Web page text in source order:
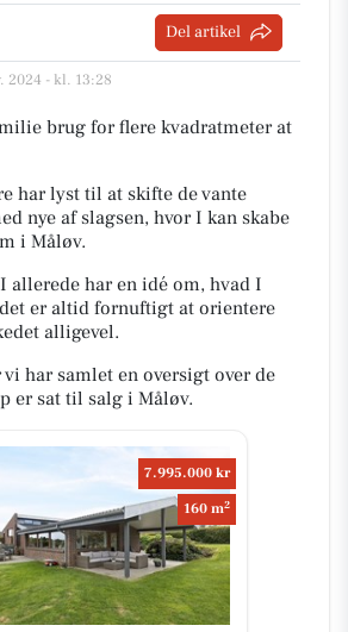
Del artikel
2024 - kl. 13:28
brug for flere kvadratmeter at
har lyst til at skifte de vante
nye af slagsen, hvor I kan skabe
i Måløv.
allerede har en idé om, hvad I
er altid fornuftigt at orientere
alligevel.
vi har samlet en oversigt over de
er sat til salg i Måløv.
7.995.000 kr
160 m2